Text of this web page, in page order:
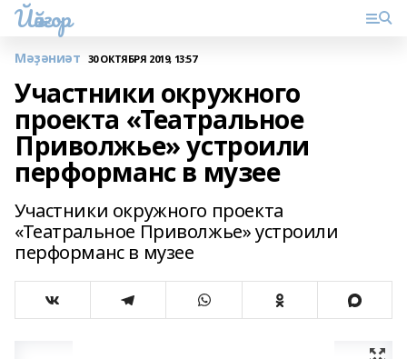
Йәйғор
Мәҙәниәт 30 ОКТЯБРЯ 2019, 13:57
Участники окружного
проекта «Театральное
Приволжье» устроили
перформанс в музее
Участники окружного проекта
«Театральное Приволжье» устроили
перформанс в музее